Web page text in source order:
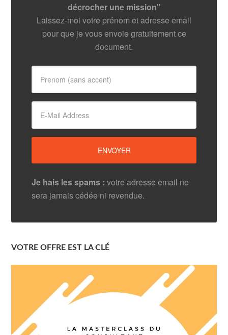
décrocher une mission"
Laissez-moi votre prénom et adresse email
pour que je vous envoie gratuitement ce
document.
Je hais les spams : votre adresse email ne
sera jamais cédée ni revendue.
VOTRE OFFRE EST LA CLÉ